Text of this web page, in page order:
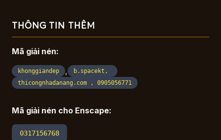
THÔNG TIN THÊM
Mã giải nén:
khonggiandep ,
b.spacekt,
thicongnhadanang.com , 0905056771
Mã giải nén cho Enscape:
0317156768